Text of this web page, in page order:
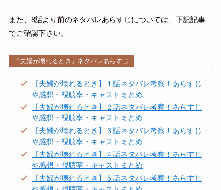
また、8話より前のネタバレあらすじについては、下記記事
でご確認下さい。
『夫婦が壊れるとき』ネタバレあらすじ
【夫婦が壊れるとき】１話ネタバレ考察！あらすじ
や感想・視聴率・キャストまとめ
【夫婦が壊れるとき】２話ネタバレ考察！あらすじ
や感想・視聴率・キャストまとめ
【夫婦が壊れるとき】３話ネタバレ考察！あらすじ
や感想・視聴率・キャストまとめ
【夫婦が壊れるとき】４話ネタバレ考察！あらすじ
や感想・視聴率・キャストまとめ
【夫婦が壊れるとき】５話ネタバレ考察！あらすじ